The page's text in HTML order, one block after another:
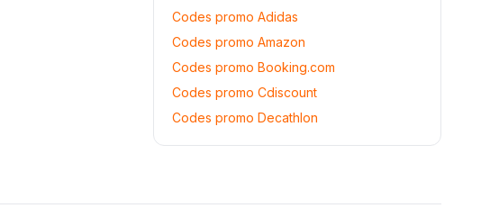
Codes promo Adidas
Codes promo Amazon
Codes promo Booking.com
Codes promo Cdiscount
Codes promo Decathlon